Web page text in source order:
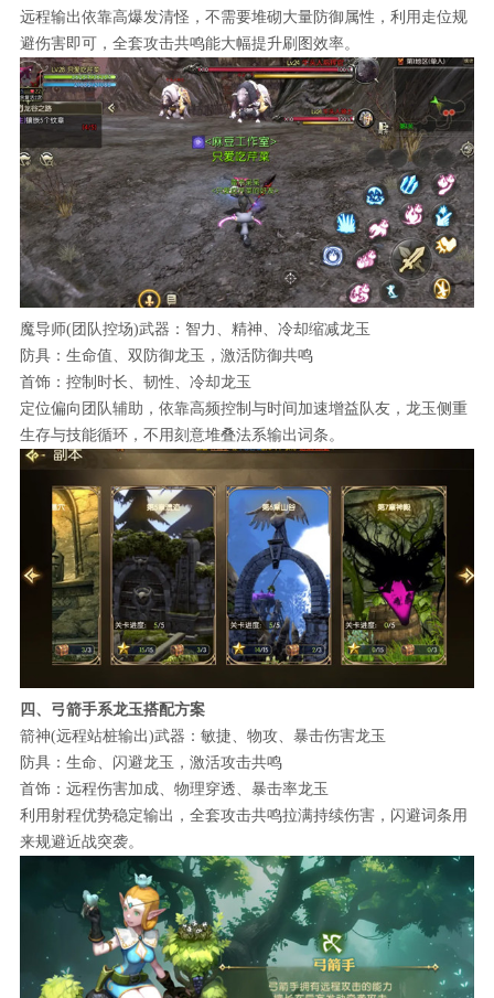
远程输出依靠高爆发清怪，不需要堆砌大量防御属性，利用走位规
避伤害即可，全套攻击共鸣能大幅提升刷图效率。
魔导师(团队控场)武器：智力、精神、冷却缩减龙玉
防具：生命值、双防御龙玉，激活防御共鸣
首饰：控制时长、韧性、冷却龙玉
定位偏向团队辅助，依靠高频控制与时间加速增益队友，龙玉侧重
生存与技能循环，不用刻意堆叠法系输出词条。
四、弓箭手系龙玉搭配方案
箭神(远程站桩输出)武器：敏捷、物攻、暴击伤害龙玉
防具：生命、闪避龙玉，激活攻击共鸣
首饰：远程伤害加成、物理穿透、暴击率龙玉
利用射程优势稳定输出，全套攻击共鸣拉满持续伤害，闪避词条用
来规避近战突袭。